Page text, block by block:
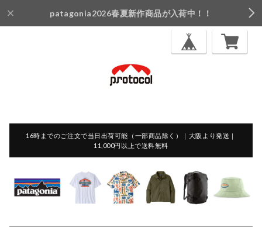
patagonia2026春夏新作商品が入荷中！！
16時までのご注文で当日出荷可能（一部商品除く）｜大阪より発送｜
11,000円以上で送料無料